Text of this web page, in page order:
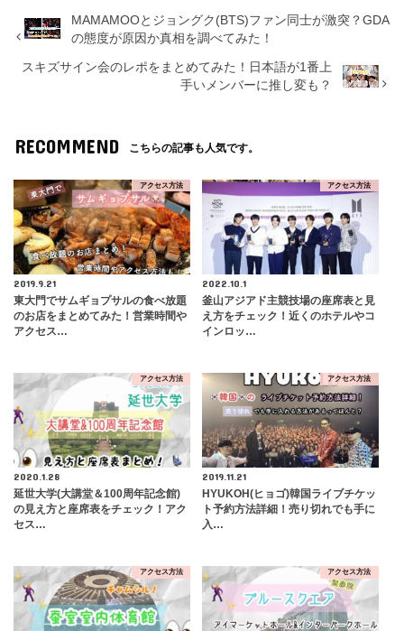
MAMAMOOとジョングク(BTS)ファン同士が激突？GDA
の態度が原因か真相を調べてみた！
スキズサイン会のレポをまとめてみた！日本語が1番上
手いメンバーに推し変も？
RECOMMEND こちらの記事も人気です。
アクセス方法
2019.9.21
東大門でサムギョプサルの食べ放題
のお店をまとめてみた！営業時間や
アクセス…
アクセス方法
2022.10.1
釜山アジアド主競技場の座席表と見
え方をチェック！近くのホテルやコ
インロッ…
アクセス方法
2020.1.28
延世大学(大講堂＆100周年記念館)
の見え方と座席表をチェック！アク
セス…
アクセス方法
2019.11.21
HYUKOH(ヒョゴ)韓国ライブチケッ
ト予約方法詳細！売り切れでも手に
入…
アクセス方法 アクセス方法